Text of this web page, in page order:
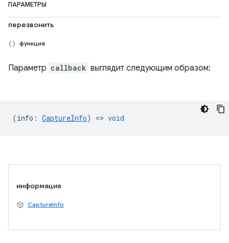
ПАРАМЕТРЫ
перезвонить
функция
Параметр callback выглядит следующим образом:
(info : CaptureInfo) => void
информация
CaptureInfo